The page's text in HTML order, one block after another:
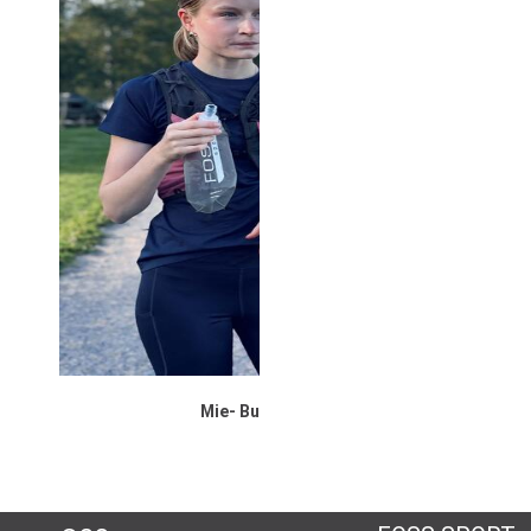
Mie- Butikkmedarbeider